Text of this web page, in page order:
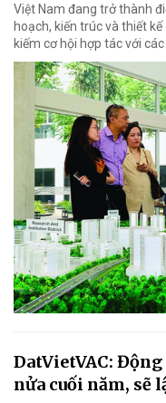
Việt Nam đang trở thành
hoạch, kiến trúc và thiết
kiếm cơ hội hợp tác với
DatVietVAC:
nửa cuối năm, sẽ